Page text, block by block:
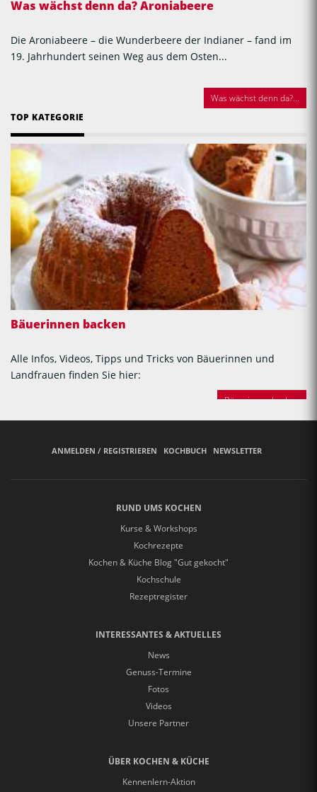
Was wächst denn da? Aroniabeere
Die Aroniabeere – die Wunderbeere der Indianer – fand im
19. Jahrhundert seinen Weg aus dem Osten...
Was wächst denn da?...
TOP KATEGORIE
Bäuerinnen backen
Alle Infos, Videos, Tipps und Tricks von Bäuerinnen und
Landfrauen finden Sie hier:
Bäuerinnen backen
ANMELDEN / REGISTRIEREN KOCHBUCH NEWSLETTER
RUND UMS KOCHEN
Kurse & Workshops
Kochrezepte
Kochen & Küche Blog "Gut gekocht"
Kochschule
Rezeptregister
INTERESSANTES & AKTUELLES
News
Genuss-Termine
Fotos
Videos
Unsere Partner
ÜBER KOCHEN & KÜCHE
Kennenlern-Aktion